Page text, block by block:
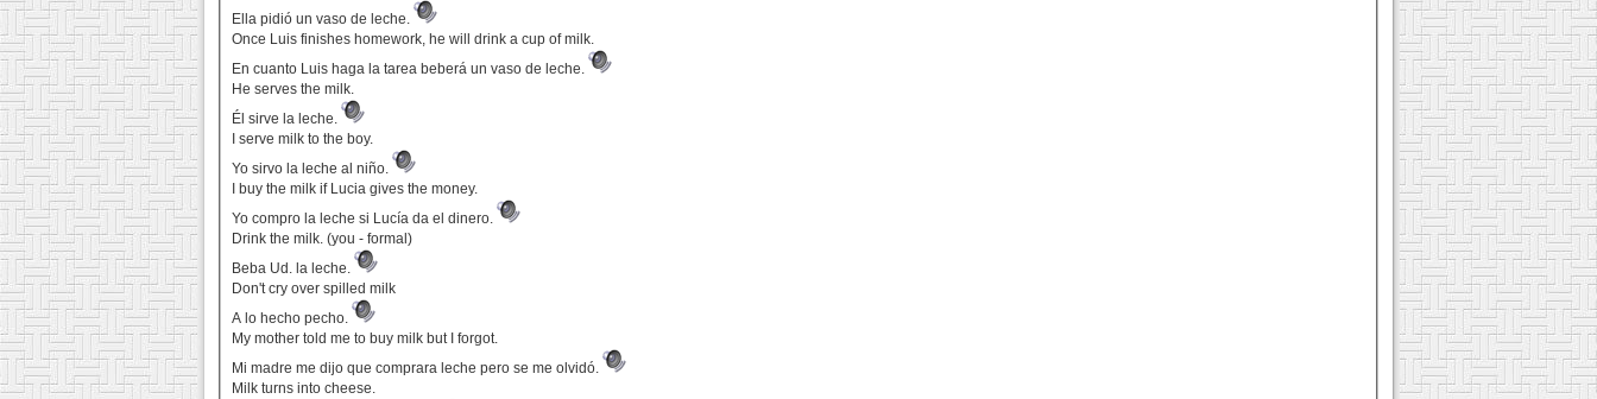
Ella pidió un vaso de leche.
Once Luis finishes homework, he will drink a cup of milk.
En cuanto Luis haga la tarea beberá un vaso de leche.
He serves the milk.
Él sirve la leche.
I serve milk to the boy.
Yo sirvo la leche al niño.
I buy the milk if Lucia gives the money.
Yo compro la leche si Lucía da el dinero.
Drink the milk. (you - formal)
Beba Ud. la leche.
Don't cry over spilled milk
A lo hecho pecho.
My mother told me to buy milk but I forgot.
Mi madre me dijo que comprara leche pero se me olvidó.
Milk turns into cheese.